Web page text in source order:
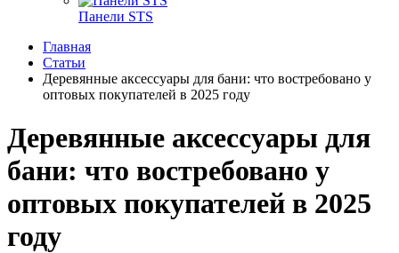
Панели STS
Главная
Статьи
Деревянные аксессуары для бани: что востребовано у
оптовых покупателей в 2025 году
Деревянные аксессуары для
бани: что востребовано у
оптовых покупателей в 2025
году